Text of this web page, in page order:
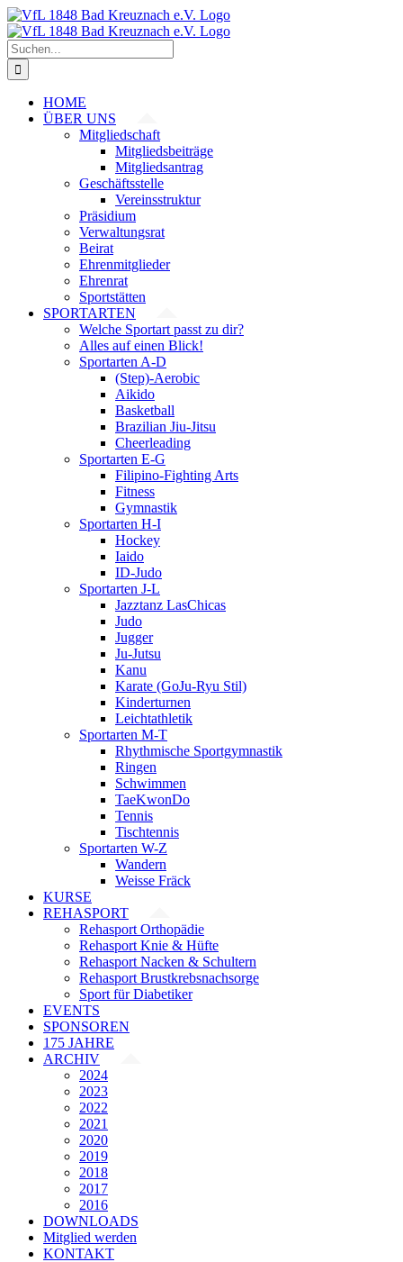
Zum
Inhalt
springen
Suche
nach:
HOME
ÜBER UNS
Mitgliedschaft
Mitgliedsbeiträge
Mitgliedsantrag
Geschäftsstelle
Vereinsstruktur
Präsidium
Verwaltungsrat
Beirat
Ehrenmitglieder
Ehrenrat
Sportstätten
SPORTARTEN
Welche Sportart passt zu dir?
Alles auf einen Blick!
Sportarten A-D
(Step)-Aerobic
Aikido
Basketball
Brazilian Jiu-Jitsu
Cheerleading
Sportarten E-G
Filipino-Fighting Arts
Fitness
Gymnastik
Sportarten H-I
Hockey
Iaido
ID-Judo
Sportarten J-L
Jazztanz LasChicas
Judo
Jugger
Ju-Jutsu
Kanu
Karate (GoJu-Ryu Stil)
Kinderturnen
Leichtathletik
Sportarten M-T
Rhythmische Sportgymnastik
Ringen
Schwimmen
TaeKwonDo
Tennis
Tischtennis
Sportarten W-Z
Wandern
Weisse Fräck
KURSE
REHASPORT
Rehasport Orthopädie
Rehasport Knie & Hüfte
Rehasport Nacken & Schultern
Rehasport Brustkrebsnachsorge
Sport für Diabetiker
EVENTS
SPONSOREN
175 JAHRE
ARCHIV
2024
2023
2022
2021
2020
2019
2018
2017
2016
DOWNLOADS
Mitglied werden
KONTAKT